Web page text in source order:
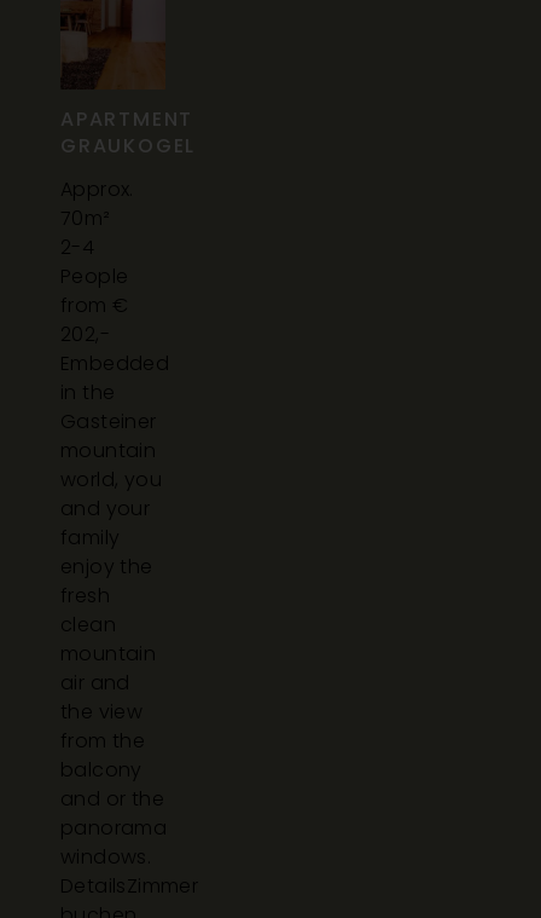
APARTMENT
GRAUKOGEL
Approx.
70m²
2-4
People
from €
202,-
Embedded
in the
Gasteiner
mountain
world, you
and your
family
enjoy the
fresh
clean
mountain
air and
the view
from the
balcony
and or the
panorama
windows.
DetailsZimmer